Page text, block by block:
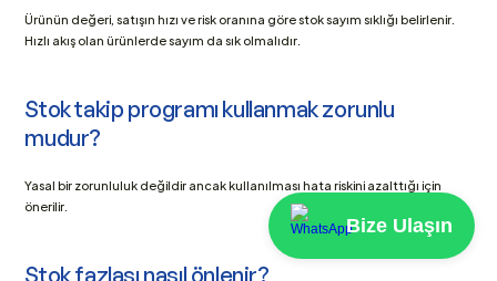
Bize Ulaşın
Ürünün değeri, satışın hızı ve risk oranına göre stok sayım sıklığı belirlenir.
Hızlı akış olan ürünlerde sayım da sık olmalıdır.
Stok takip programı kullanmak zorunlu
mudur?
Yasal bir zorunluluk değildir ancak kullanılması hata riskini azalttığı için
önerilir.
Stok fazlası nasıl önlenir?